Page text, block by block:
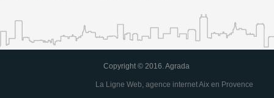
Copyright © 2016. Agrada
La Ligne Web, agence internet Aix en Provence